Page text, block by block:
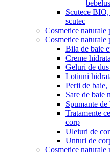
Scutece
scutec
Cosmetice naturale
Cosmetice
Bila de baie
Creme
Geluri de
Lotiuni
Perii de baie,
Sare de baie
Spumante
Tratamente
corp
Uleiuri de
Unturi de
Cosmetice naturale